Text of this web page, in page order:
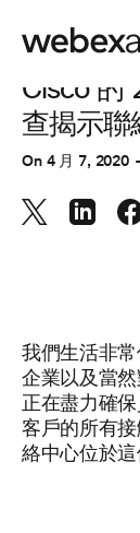
協同合作, 客戶體
Cisco 的
查揭示聯
On 4 月 7, 2020
我們生活非常
企業以及當
正在盡力確
客戶的所有
絡中心位於這